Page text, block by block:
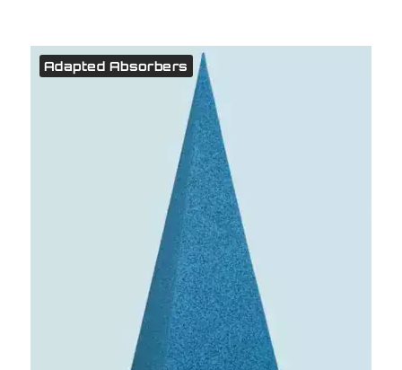
Adapted Absorbers